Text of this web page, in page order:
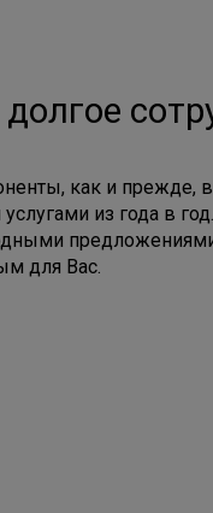
как и прежде,
из года в
для Вас.